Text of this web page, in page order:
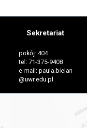
Sekretariat
pokój: 404
tel: 71-375-9408
e-mail: paula.bielan
@uwr.edu.pl